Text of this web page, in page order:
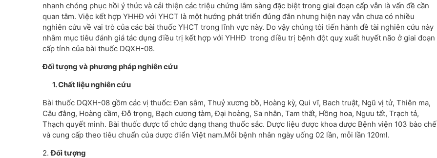
nhanh chóng phục hồi ý thức và cải thiện các triệu chứng lâm sàng đặc biệt trong giai đoạn cấp vẫn là vấn đề cần
quan tâm. Việc kết hợp YHHĐ với YHCT là một hướng phát triển đúng đắn nhưng hiện nay vẫn chưa có nhiều
nghiên cứu về vai trò của các bài thuốc YHCT trong lĩnh vực này. Do vậy chúng tôi tiến hành đề tài nghiên cứu này
nhằm mục tiêu đánh giá tác dụng điều trị kết hợp với YHHĐ trong điều trị bệnh đột quỵ xuất huyết não ở giai đoạn
cấp tính của bài thuốc DQXH-08.
Đối tượng và phương pháp nghiên cứu
1.Chất liệu nghiên cứu
Bài thuốc DQXH-08 gồm các vị thuốc: Đan sâm, Thuỷ xương bồ, Hoàng kỳ, Qui vĩ, Bach truật, Ngũ vị tử, Thiên ma,
Câu đằng, Hoàng cầm, Đỗ trọng, Bạch cương tàm, Đại hoàng, Sa nhân, Tam thất, Hồng hoa, Ngưu tất, Trạch tả,
Thạch quyết minh. Bài thuốc được tổ chức dạng thang thuốc sắc. Dược liệu được khoa dược Bệnh viện 103 bào chế
và cung cấp theo tiêu chuẩn của dược điển Việt nam.Mỗi bệnh nhân ngày uống 02 lần, mỗi lần 120ml.
2.Đối tượng